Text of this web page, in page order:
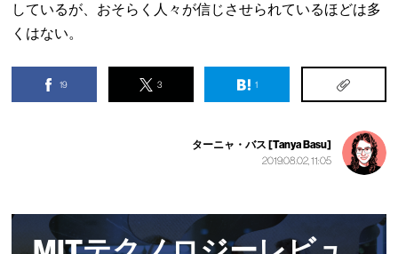
しているが、おそらく人々が信じさせられているほどは多
くはない。
19 3 1
ターニャ・バス [Tanya Basu]
2019.08.02, 11:05